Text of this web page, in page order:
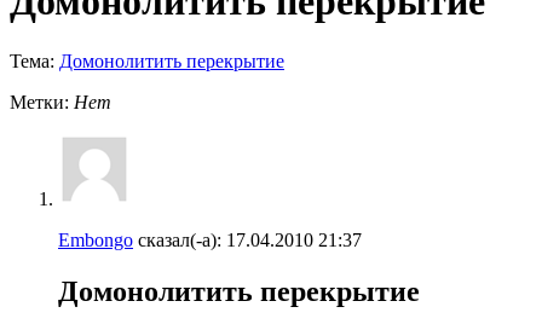
Тема: Домонолитить перекрытие
Метки: Нет
Embongo сказал(-а): 17.04.2010 21:37
Домонолитить перекрытие